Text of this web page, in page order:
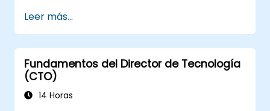
CAPEX que incluya proyecciones de flujo de
efectivo y análisis de sensibilidad, utilizar
plantillas y Tarjetas Capex para agilizar el
proceso de aprobación, y preparar
narrativas claras a nivel ejecutivo para
justificar solicitudes de gasto de capital.
Leer más...
Fundamentos del Director de Tecnología
(CTO)
14 Horas